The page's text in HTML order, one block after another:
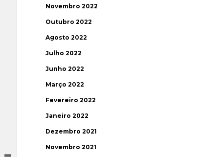
Novembro 2022
Outubro 2022
Agosto 2022
Julho 2022
Junho 2022
Março 2022
Fevereiro 2022
Janeiro 2022
Dezembro 2021
Novembro 2021